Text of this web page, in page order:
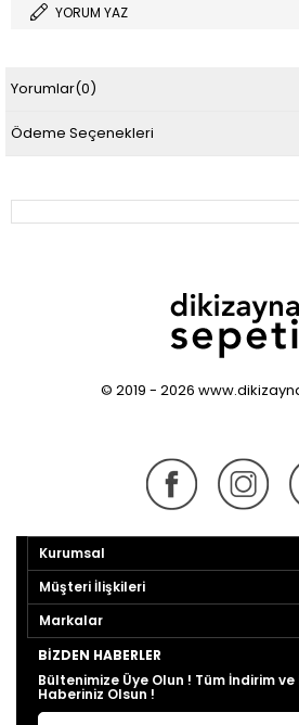
YORUM YAZ
Yorumlar(0)
Ödeme Seçenekleri
© 2019 - 2026
Kurumsal
Müşteri İlişkileri
Markalar
BIZDEN HABERLER
Bültenimize Üye Olun ! Tüm İndirim
Haberiniz Olsun !